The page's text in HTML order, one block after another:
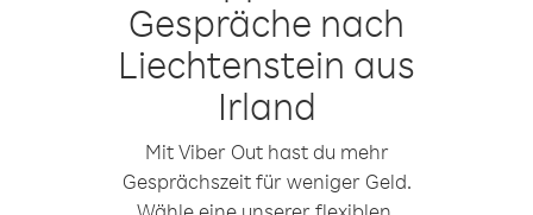
Gespräche nach
Liechtenstein aus
Irland
Mit Viber Out hast du mehr
Gesprächszeit für weniger Geld.